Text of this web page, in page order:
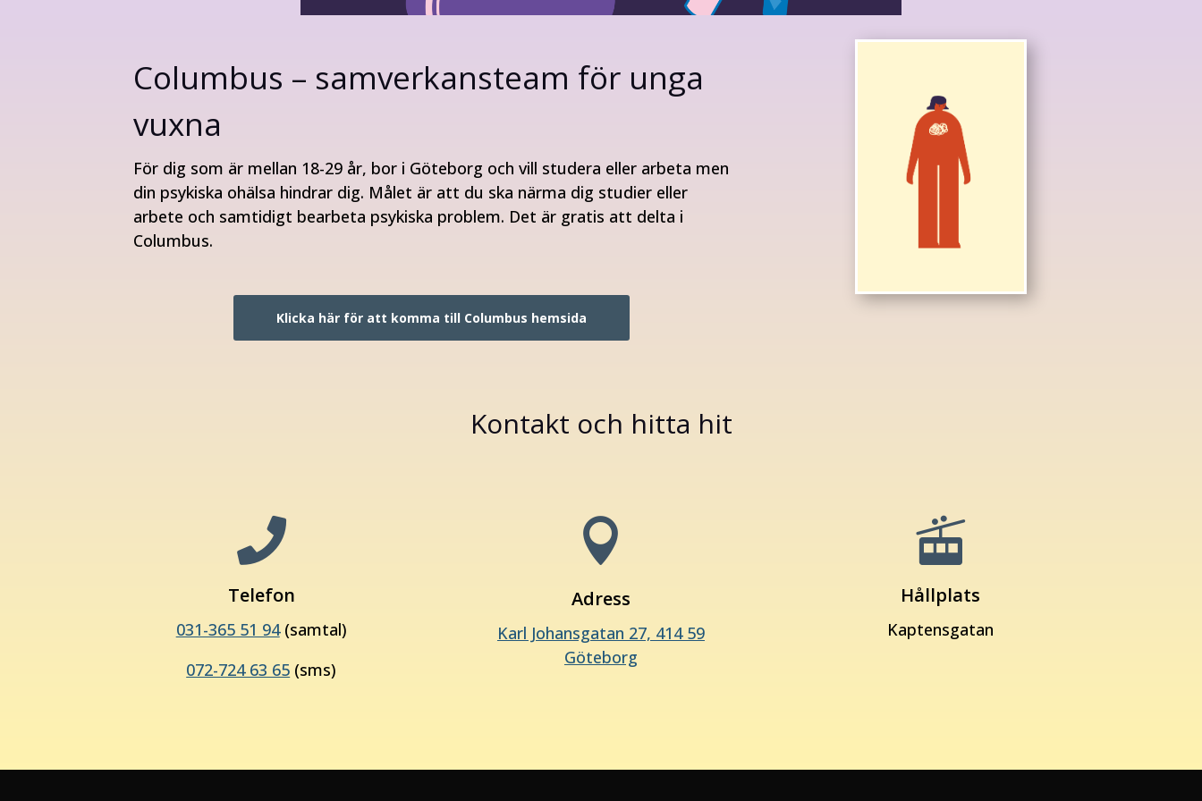
Columbus – samverkansteam för unga
vuxna
För dig som är mellan 18-29 år, bor i Göteborg och vill studera eller arbeta men
din psykiska ohälsa hindrar dig. Målet är att du ska närma dig studier eller
arbete och samtidigt bearbeta psykiska problem. Det är gratis att delta i
Columbus.
Klicka här för att komma till Columbus hemsida
Kontakt och hitta hit

Telefon
031-365 51 94(samtal)
072-724 63 65 (sms)

Adress
Karl Johansgatan 27, 414 59
Göteborg

Hållplats
Kaptensgatan